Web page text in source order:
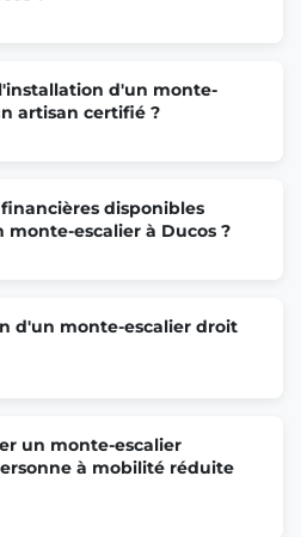
d'un monte-
artisan certifié ?
disponibles
escalier à Ducos ?
d'un monte-escalier droit
un monte-escalier
à mobilité réduite